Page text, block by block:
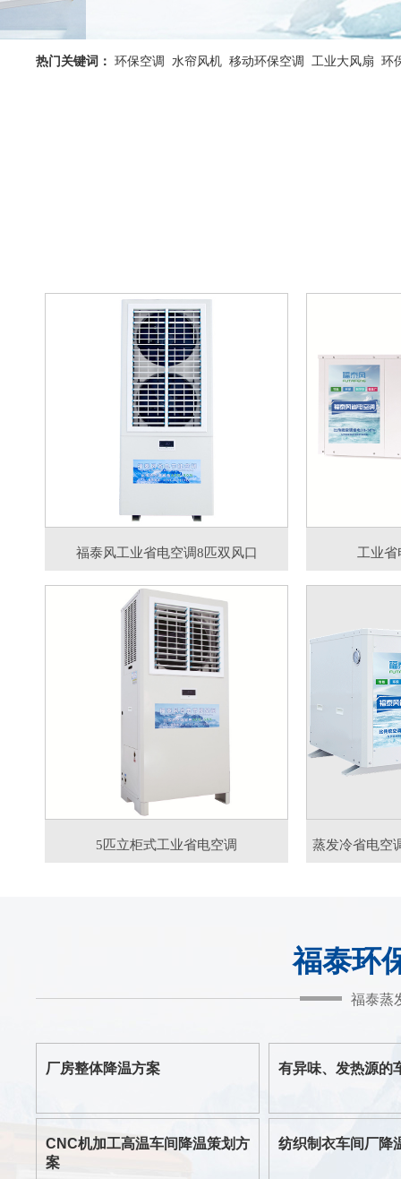
热门关键词： 环保空调 水帘风机 移动环保空调 工业大风扇 环
福泰风工业省电空调8匹双风口 工业省
5匹立柜式工业省电空调 蒸发冷省电空
福泰环
福泰蒸
厂房整体降温方案 有异味、发热源的
CNC机加工高温车间降温策划方
案
纺织制衣车间厂降